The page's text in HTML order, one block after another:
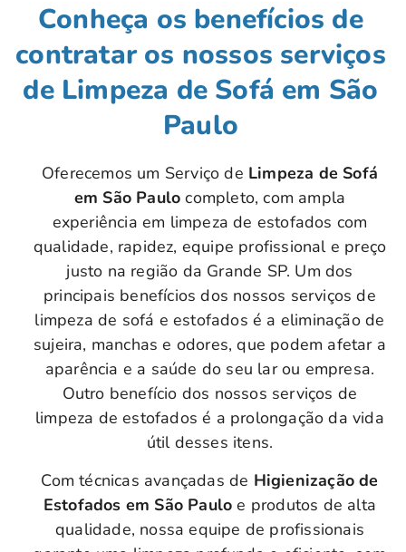
Conheça os benefícios de
contratar os nossos serviços
de Limpeza de Sofá em São
Paulo
Oferecemos um Serviço de Limpeza de Sofá
em São Paulo completo, com ampla
experiência em limpeza de estofados com
qualidade, rapidez, equipe profissional e preço
justo na região da Grande SP. Um dos
principais benefícios dos nossos serviços de
limpeza de sofá e estofados é a eliminação de
sujeira, manchas e odores, que podem afetar a
aparência e a saúde do seu lar ou empresa.
Outro benefício dos nossos serviços de
limpeza de estofados é a prolongação da vida
útil desses itens.
Com técnicas avançadas de Higienização de
Estofados em São Paulo e produtos de alta
qualidade, nossa equipe de profissionais